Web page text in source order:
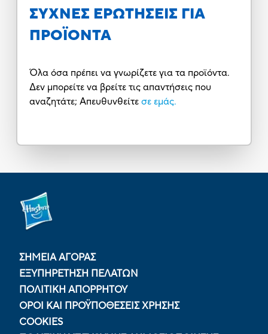
ΣΥΧΝΕΣ ΕΡΩΤΗΣΕΙΣ ΓΙΑ
ΠΡΟΪΟΝΤΑ
Όλα όσα πρέπει να γνωρίζετε για τα προϊόντα.
Δεν μπορείτε να βρείτε τις απαντήσεις που
αναζητάτε; Απευθυνθείτε σε εμάς.
ΣΗΜΕΙΑ ΑΓΟΡΑΣ
ΕΞΥΠΗΡΕΤΗΣΗ ΠΕΛΑΤΩΝ
ΠΟΛΙΤΙΚΉ ΑΠΟΡΡΉΤΟΥ
ΟΡΟΙ ΚΑΙ ΠΡΟΫΠΟΘΕΣΕΙΣ ΧΡΗΣΗΣ
COOKIES